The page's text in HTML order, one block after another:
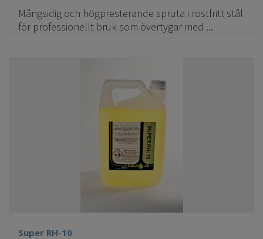
Mångsidig och högpresterande spruta i rostfritt stål
för professionellt bruk som övertygar med ...
Super RH-10